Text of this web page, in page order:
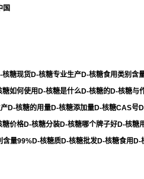
国
糖现货D-核糖专业生产D-核糖食用类别
如何使用D-核糖是什么D-核糖的D-核糖
核糖的用量D-核糖添加量D-核糖CAS
价格D-核糖分装D-核糖哪个牌子好D-核
量99%D-核糖质D-核糖批发D-核糖食用